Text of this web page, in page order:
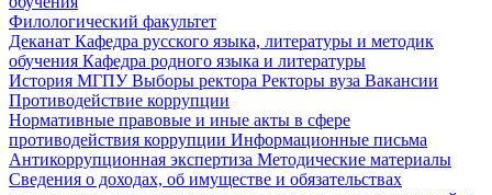
Филологический факультет
Деканат Кафедра русского языка, литературы и методик
обучения Кафедра родного языка и литературы
История МГПУВыборы ректора Ректоры вуза Вакансии
Противодействие коррупции
Нормативные правовые и иные акты в сфере
противодействия коррупции Информационные письма
Антикоррупционная экспертиза Методические материалы
Сведения о доходах, об имуществе и обязательствах